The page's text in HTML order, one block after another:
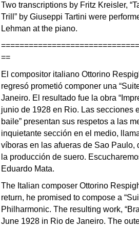
Two transcriptions by Fritz Kreisler,
Trill” by Giuseppi Tartini were
Lehman at the piano.
==
El compositor italiano Ottorino
regresó prometió componer una
Janeiro. El resultado fue la obra
junio de 1928 en Rio. Las secciones
baile” presentan sus respetos a las
inquietante sección en el medio,
víboras en las afueras de Sao
la producción de suero.
Eduardo Mata.
The Italian composer Ottorino
return, he promised to compose a
Philharmonic. The resulting work,
June 1928 in Rio de Janeiro. The